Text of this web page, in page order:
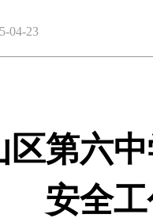
04-23
区第六
安全